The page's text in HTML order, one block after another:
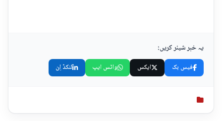
یہ خبر شیئر کریں:
فیس بک ایکس واٹس ایپ لنکڈ اِن